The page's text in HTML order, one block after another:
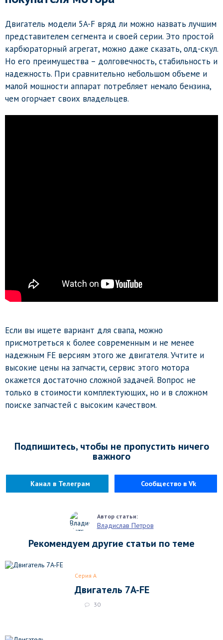
Двигатель модели 5A-F вряд ли можно назвать лучшим
представителем сегмента и своей серии. Это простой
карбюраторный агрегат, можно даже сказать, олд-скул.
Но его преимущества – долговечность, стабильность и
надежность. При сравнительно небольшом объеме и
малой мощности аппарат потребляет немало бензина,
чем огорчает своих владельцев.
Если вы ищете вариант для свапа, можно
присмотреться к более современным и не менее
надежным FE версиям этого же двигателя. Учтите и
высокие цены на запчасти, сервис этого мотора
окажется достаточно сложной задачей. Вопрос не
только в стоимости комплектующих, но и в сложном
поиске запчастей с высоким качеством.
Подпишитесь, чтобы не пропустить ничего
важного
Канал в Телеграм Сообщество в Vk
Владислав Петров
Рекомендуем другие статьи по теме
Серия A
Двигатель 7A-FE
30